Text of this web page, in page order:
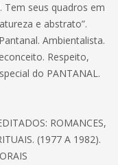
Tem seus quadros em
e abstrato”.
Ambientalista.
Respeito,
do PANTANAL.
ROMANCES,
(1977 A 1982).